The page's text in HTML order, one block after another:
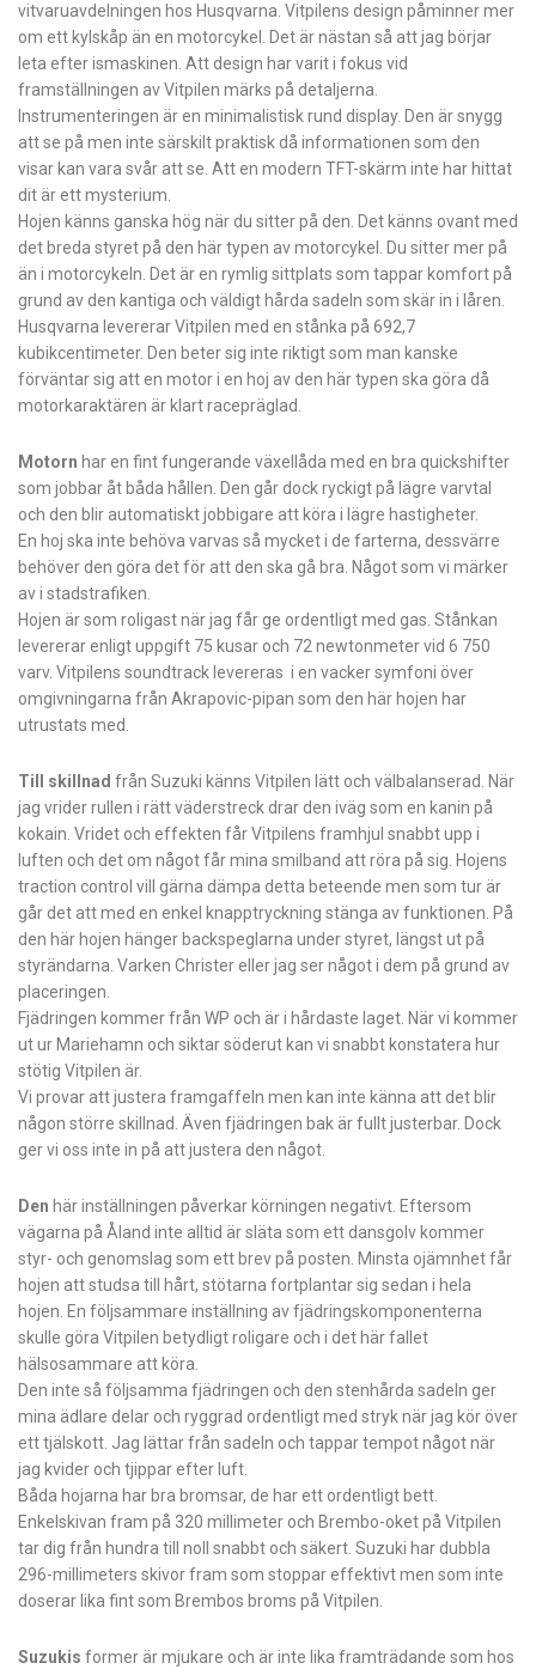
vitvaruavdelningen hos Husqvarna. Vitpilens design påminner mer
om ett kylskåp än en motorcykel. Det är nästan så att jag börjar
leta efter ismaskinen. Att design har varit i fokus vid
framställningen av Vitpilen märks på detaljerna.
Instrumenteringen är en minimalistisk rund display. Den är snygg
att se på men inte särskilt praktisk då informationen som den
visar kan vara svår att se. Att en modern TFT-skärm inte har hittat
dit är ett mysterium.
Hojen känns ganska hög när du sitter på den. Det känns ovant med
det breda styret på den här typen av motorcykel. Du sitter mer på
än i motorcykeln. Det är en rymlig sittplats som tappar komfort på
grund av den kantiga och väldigt hårda sadeln som skär in i låren.
Husqvarna levererar Vitpilen med en stånka på 692,7
kubikcentimeter. Den beter sig inte riktigt som man kanske
förväntar sig att en motor i en hoj av den här typen ska göra då
motorkaraktären är klart racepräglad.
Motorn har en fint fungerande växellåda med en bra quickshifter
som jobbar åt båda hållen. Den går dock ryckigt på lägre varvtal
och den blir automatiskt jobbigare att köra i lägre hastigheter.
En hoj ska inte behöva varvas så mycket i de farterna, dessvärre
behöver den göra det för att den ska gå bra. Något som vi märker
av i stadstrafiken.
Hojen är som roligast när jag får ge ordentligt med gas. Stånkan
levererar enligt uppgift 75 kusar och 72 newtonmeter vid 6 750
varv. Vitpilens soundtrack levereras i en vacker symfoni över
omgivningarna från Akrapovic-pipan som den här hojen har
utrustats med.
Till skillnad från Suzuki känns Vitpilen lätt och välbalanserad. När
jag vrider rullen i rätt väderstreck drar den iväg som en kanin på
kokain. Vridet och effekten får Vitpilens framhjul snabbt upp i
luften och det om något får mina smilband att röra på sig. Hojens
traction control vill gärna dämpa detta beteende men som tur är
går det att med en enkel knapptryckning stänga av funktionen. På
den här hojen hänger backspeglarna under styret, längst ut på
styrändarna. Varken Christer eller jag ser något i dem på grund av
placeringen.
Fjädringen kommer från WP och är i hårdaste laget. När vi kommer
ut ur Mariehamn och siktar söderut kan vi snabbt konstatera hur
stötig Vitpilen är.
Vi provar att justera framgaffeln men kan inte känna att det blir
någon större skillnad. Även fjädringen bak är fullt justerbar. Dock
ger vi oss inte in på att justera den något.
Den här inställningen påverkar körningen negativt. Eftersom
vägarna på Åland inte alltid är släta som ett dansgolv kommer
styr- och genomslag som ett brev på posten. Minsta ojämnhet får
hojen att studsa till hårt, stötarna fortplantar sig sedan i hela
hojen. En följsammare inställning av fjädringskomponenterna
skulle göra Vitpilen betydligt roligare och i det här fallet
hälsosammare att köra.
Den inte så följsamma fjädringen och den stenhårda sadeln ger
mina ädlare delar och ryggrad ordentligt med stryk när jag kör över
ett tjälskott. Jag lättar från sadeln och tappar tempot något när
jag kvider och tjippar efter luft.
Båda hojarna har bra bromsar, de har ett ordentligt bett.
Enkelskivan fram på 320 millimeter och Brembo-oket på Vitpilen
tar dig från hundra till noll snabbt och säkert. Suzuki har dubbla
296-millimeters skivor fram som stoppar effektivt men som inte
doserar lika fint som Brembos broms på Vitpilen.
Suzukis former är mjukare och är inte lika framträdande som hos